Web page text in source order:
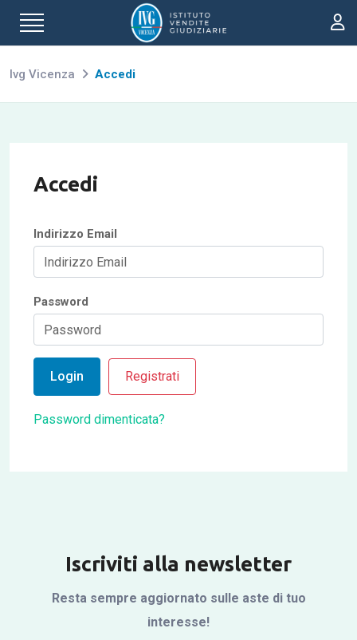
Ivg Vicenza Accedi
Accedi
Indirizzo Email
Password
Login Registrati
Password dimenticata?
Iscriviti alla newsletter
Resta sempre aggiornato sulle aste di tuo
interesse!